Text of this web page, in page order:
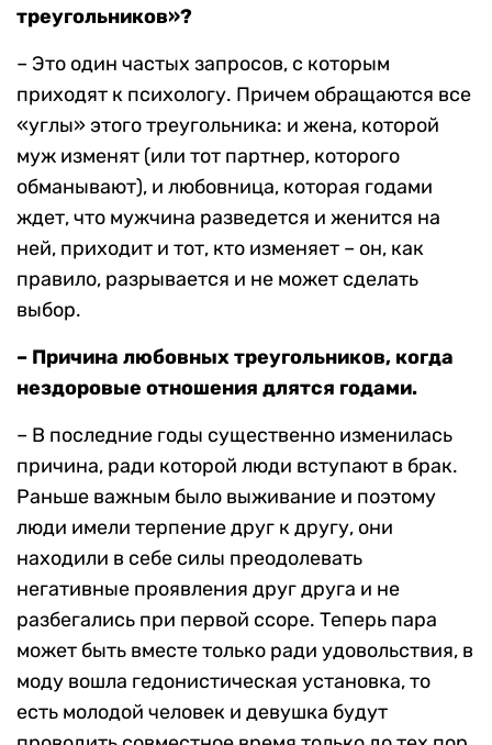
треугольников»?
– Это один частых запросов, с которым
приходят к психологу. Причем обращаются все
«углы» этого треугольника: и жена, которой
муж изменят (или тот партнер, которого
обманывают), и любовница, которая годами
ждет, что мужчина разведется и женится на
ней, приходит и тот, кто изменяет – он, как
правило, разрывается и не может сделать
выбор.
– Причина любовных треугольников, когда
нездоровые отношения длятся годами.
– В последние годы существенно изменилась
причина, ради которой люди вступают в брак.
Раньше важным было выживание и поэтому
люди имели терпение друг к другу, они
находили в себе силы преодолевать
негативные проявления друг друга и не
разбегались при первой ссоре. Теперь пара
может быть вместе только ради удовольствия, в
моду вошла гедонистическая установка, то
есть молодой человек и девушка будут